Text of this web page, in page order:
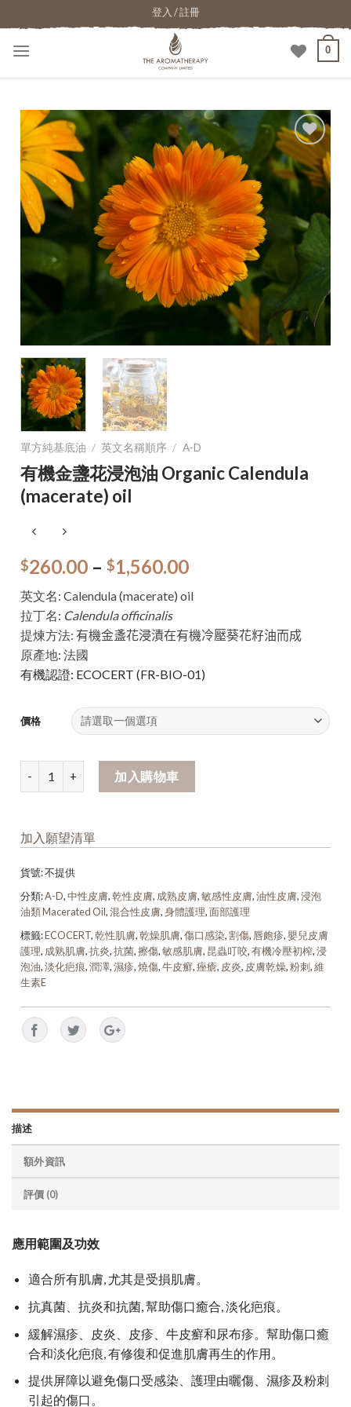
登入 / 註冊
0
加入
願望
清單
單方純基底油 / 英文名稱順序 / A-D
有機金盞花浸泡油 Organic Calendula
(macerate) oil
$260.00 –$1,560.00
英文名: Calendula (macerate) oil
拉丁名: Calendula officinalis
提煉方法: 有機金盞花浸漬在有機冷壓葵花籽油而成
原產地: 法國
有機認證: ECOCERT (FR-BIO-01)
價格
加入購物車
加入願望清單
貨號:不提供
分類:A-D,中性皮膚,乾性皮膚, 成熟皮膚,敏感性皮膚,油性皮膚,浸泡
油類 Macerated Oil,混合性皮膚,身體護理,面部護理
標籤:ECOCERT,乾性肌膚,乾燥肌膚,傷口感染,割傷, 唇皰疹,嬰兒皮膚
護理, 成熟肌膚,抗炎,抗菌,擦傷,敏感肌膚, 昆蟲叮咬,有機冷壓初榨,浸
泡油,淡化疤痕,潤澤,濕疹,燒傷,牛皮癬,痤瘡, 皮炎, 皮膚乾燥,粉刺,維
生素E
描述
額外資訊
評價 (0)
應用範圍及功效
適合所有肌膚, 尤其是受損肌膚。
抗真菌、抗炎和抗菌, 幫助傷口癒合, 淡化疤痕。
緩解濕疹、皮炎、皮疹、牛皮癬和尿布疹。幫助傷口癒
合和淡化疤痕, 有修復和促進肌膚再生的作用。
提供屏障以避免傷口受感染、護理由曬傷、濕疹及粉刺
引起的傷口。